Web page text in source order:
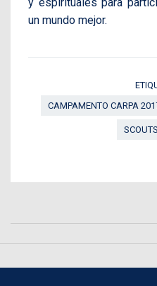
y espirituales para
un mundo mejor.
CAMPAMENTO CARPA